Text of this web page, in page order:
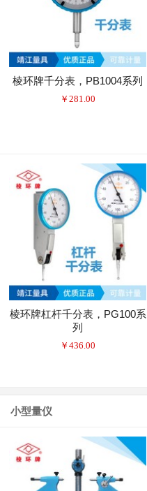
棱环牌千分表，PB1004系列
￥ 281.00
棱环牌杠杆千分表，PG100系
列
￥ 436.00
小型量仪